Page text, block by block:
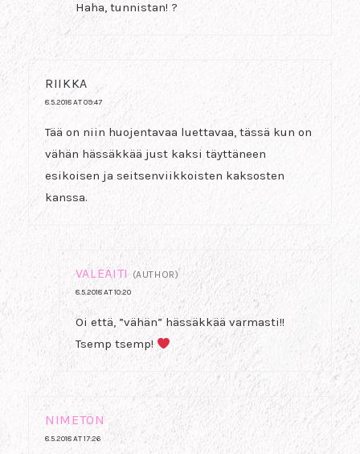
Haha, tunnistan! ?
RIIKKA
8.5.2018 AT 09:47
Tää on niin huojentavaa luettavaa, tässä kun on
vähän hässäkkää just kaksi täyttäneen
esikoisen ja seitsenviikkoisten kaksosten
kanssa.
VALEÄITI (AUTHOR)
8.5.2018 AT 10:20
Oi että, ”vähän” hässäkkää varmasti!!
Tsemp tsemp!
NIMETÖN
8.5.2018 AT 17:26